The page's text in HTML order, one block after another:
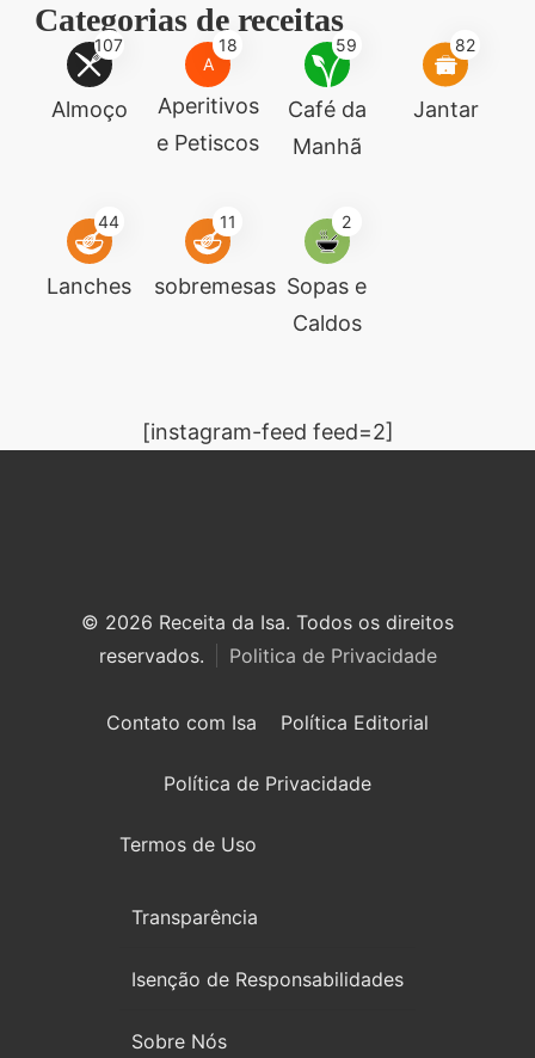
Categorias de receitas
107
Almoço
A
18
Aperitivos
e Petiscos
59
Café da
Manhã
82
Jantar
44
Lanches
11
sobremesas
2
Sopas e
Caldos
[instagram-feed feed=2]
© 2026 Receita da Isa. Todos os direitos
reservados.
Politica de Privacidade
Contato com Isa Política Editorial
Política de Privacidade
Termos de Uso
Transparência
Isenção de Responsabilidades
Sobre Nós